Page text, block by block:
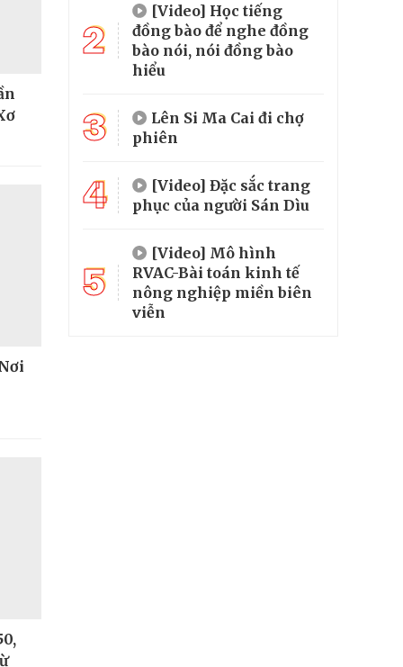
2
[Video] Học tiếng
đồng bào để nghe đồng
bào nói, nói đồng bào
hiểu
3
Lên Si Ma Cai đi chợ
phiên
4
[Video] Đặc sắc trang
phục của người Sán Dìu
5
[Video] Mô hình
RVAC-Bài toán kinh tế
nông nghiệp miền biên
viễn